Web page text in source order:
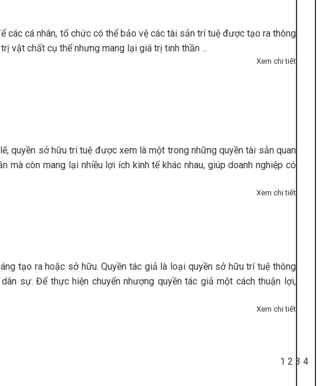
các cá nhân, tổ chức có thể bảo vệ các tài sản trí tuệ được tạo ra thông
vật chất cụ thể nhưng mang lại giá trị tinh thần ...
Xem chi tiết
quyền sở hữu trí tuệ được xem là một trong những quyền tài sản quan
còn mang lại nhiều lợi ích kinh tế khác nhau, giúp doanh nghiệp có
Xem chi tiết
tạo ra hoặc sở hữu. Quyền tác giả là loại quyền sở hữu trí tuệ thông
sự. Để thực hiện chuyển nhượng quyền tác giả một cách thuận lợi,
Xem chi tiết
1 2 3 4